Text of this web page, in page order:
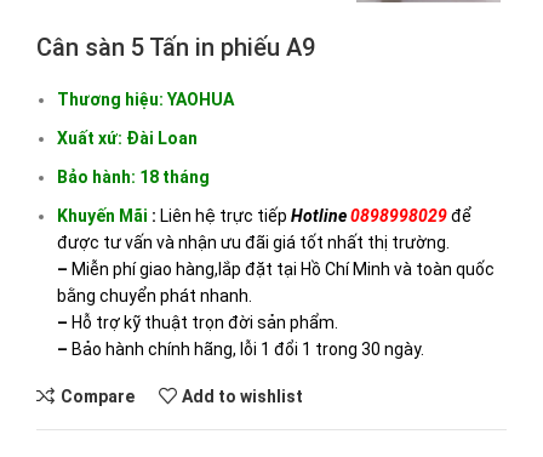
Cân sàn 5 Tấn in phiếu A9
Thương hiệu: YAOHUA
Xuất xứ: Đài Loan
Bảo hành: 18 tháng
Khuyến Mãi : Liên hệ trực tiếp Hotline0898998029để
được tư vấn và nhận ưu đãi giá tốt nhất thị trường.
– Miễn phí giao hàng,lắp đặt tại Hồ Chí Minh và toàn quốc
bằng chuyển phát nhanh.
– Hỗ trợ kỹ thuật trọn đời sản phẩm.
– Bảo hành chính hãng, lỗi 1 đổi 1 trong 30 ngày.
Compare Add to wishlist